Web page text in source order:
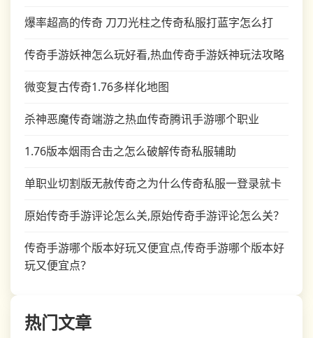
爆率超高的传奇 刀刀光柱之传奇私服打蓝字怎么打
传奇手游妖神怎么玩好看,热血传奇手游妖神玩法攻略
微变复古传奇1.76多样化地图
杀神恶魔传奇端游之热血传奇腾讯手游哪个职业
1.76版本烟雨合击之怎么破解传奇私服辅助
单职业切割版无赦传奇之为什么传奇私服一登录就卡
原始传奇手游评论怎么关,原始传奇手游评论怎么关？
传奇手游哪个版本好玩又便宜点,传奇手游哪个版本好
玩又便宜点？
热门文章